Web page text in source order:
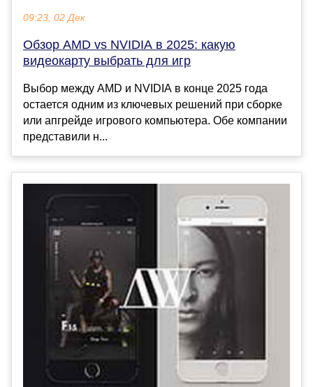
09:23, 02 Дек
Обзор AMD vs NVIDIA в 2025: какую
видеокарту выбрать для игр
Выбор между AMD и NVIDIA в конце 2025 года
остается одним из ключевых решений при сборке
или апгрейде игрового компьютера. Обе компании
представили н...